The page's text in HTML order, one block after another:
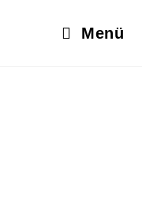
Menü